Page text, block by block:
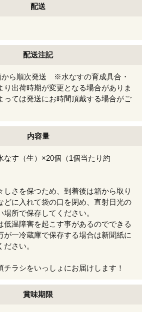
配送
配送注記
から順次発送 ※水なすの育成具合・
り出荷時期が変更となる場合がありま
っては発送にお時間頂戴する場合がご
内容量
なす（生）×20個（1個当たり約
しさを保つため、到着後は箱から取り
どに入れて袋の口を閉め、直射日光の
所で保存してください。
低温障害を起こす事があるのでできる
が一冷蔵庫で保存する場合は新聞紙に
さい。
ラシをいっしょにお届けします！
賞味期限